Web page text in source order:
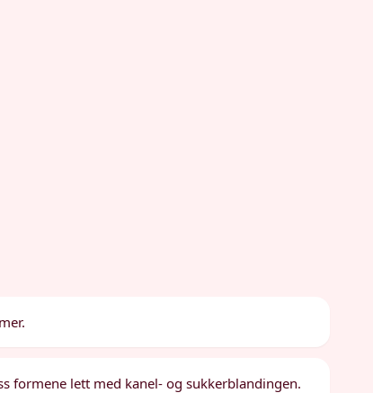
formene lett med kanel- og sukkerblandingen.